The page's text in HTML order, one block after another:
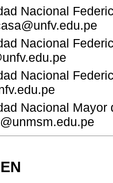
Nacional
Nacional
Nacional
Nacional